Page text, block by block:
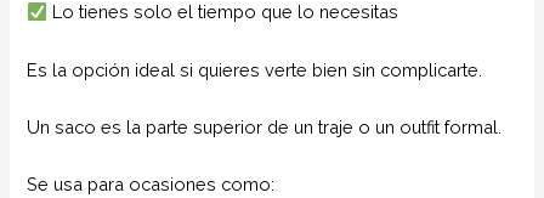
Lo tienes solo el tiempo que lo necesitas
Es la opción ideal si quieres verte bien sin complicarte.
Un saco es la parte superior de un traje o un outfit formal.
Se usa para ocasiones como: